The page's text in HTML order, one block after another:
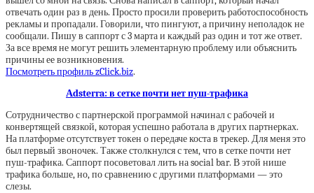
отвечать один раз в день. Просто просили проверить работоспособность
рекламы и пропадали. Говорили, что пингуют, а причину неполадок не
сообщали. Пишу в саппорт с 3 марта и каждый раз один и тот же ответ.
За все время не могут решить элементарную проблему или объяснить
причины ее возникновения.
Посмотреть профиль zClick.biz.
Аdsterra: в сетке почти нет пуш-трафика
Сотрудничество с партнерской программой начинал с рабочей и
конвертящей связкой, которая успешно работала в других партнерках.
На платформе отсутствует токен о передаче коста в трекер. Для меня это
был первый звоночек. Также столкнулся с тем, что в сетке почти нет
пуш-трафика. Саппорт посоветовал лить на social bar. В этой нише
трафика больше, но, по сравнению с другими платформами ― это
слезы.